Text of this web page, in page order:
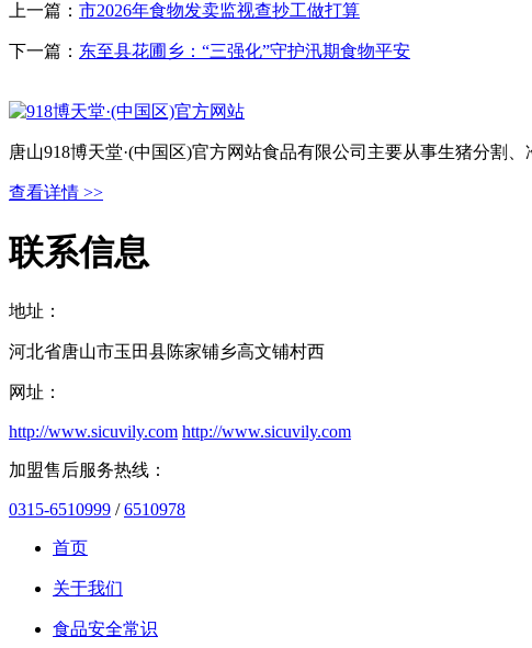
上一篇： 市2026年食物发卖监视查抄工做打算
下一篇： 东至县花圃乡：“三强化”守护汛期食物平安
唐山918博天堂·(中国区)官方网站食品有限公司主要从事生猪分割
查看详情 >>
联系信息
地址：
河北省唐山市玉田县陈家铺乡高文铺村西
网址：
http://www.sicuvily.com http://www.sicuvily.com
加盟售后服务热线：
0315-6510999 /6510978
首页
关于我们
食品安全常识